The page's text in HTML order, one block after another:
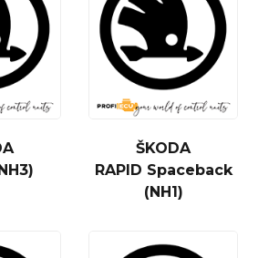
ŠKODA
RAPID Spaceback
(NH1)